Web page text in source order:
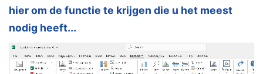
hier om de functie te krijgen die u het meest
nodig heeft...